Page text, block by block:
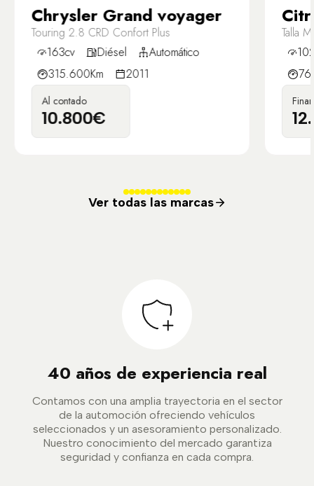
Chrysler Grand voyager
Touring 2.8 CRD Confort Plus
163cv
Diésel
Automático
315.600Km
2011
Al contado
10.800€
Talla
Ver todas las marcas
40 años de experiencia real
Contamos con una amplia trayectoria en el sector
de la automoción ofreciendo vehículos
seleccionados y un asesoramiento personalizado.
Nuestro conocimiento del mercado garantiza
seguridad y confianza en cada compra.